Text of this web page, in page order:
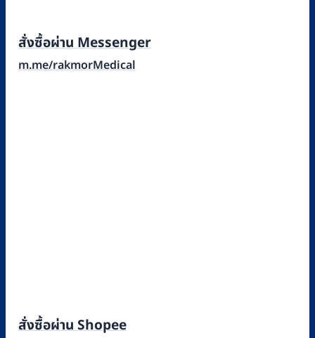
สั่งซื้อผ่าน Messenger
m.me/rakmorMedical
สั่งซื้อผ่าน Shopee